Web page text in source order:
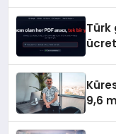
Türk
9,6